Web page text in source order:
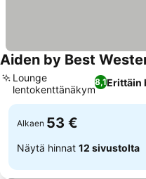
Aiden by Best
8,1Erittäin
Lounge
lentokenttänäkymillä
Alkaen 53 €
Näytä hinnat 12 sivustolta